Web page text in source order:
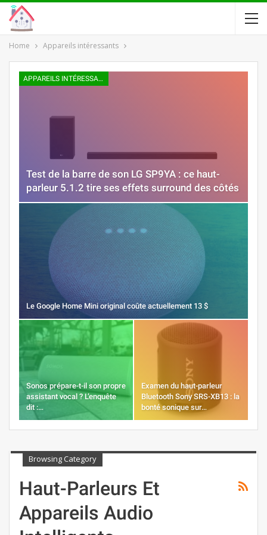
Home Appareils intéressants
APPAREILS INTÉRESSANTS
Test de la barre de son LG SP9YA : ce haut-
parleur 5.1.2 tire ses effets surround des côtés
Le Google Home Mini original coûte actuellement 13 $
Sonos prépare-t-il son propre
assistant vocal ? L’enquête
dit :…
Examen du haut-parleur
Bluetooth Sony SRS-XB13 : la
bonté sonique sur…
Browsing Category
Haut-Parleurs Et
Appareils Audio